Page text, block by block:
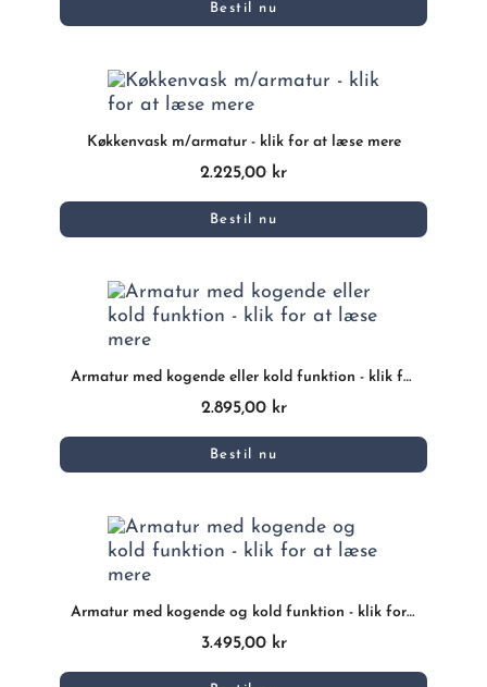
Bestil nu
Køkkenvask m/armatur - klik for at læse mere
2.225,00 kr
Bestil nu
Armatur med kogende eller kold funktion - klik for at læse mere
2.895,00 kr
Bestil nu
Armatur med kogende og kold funktion - klik for at læse mere
3.495,00 kr